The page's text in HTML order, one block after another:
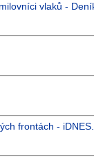
vlaků -
frontách -